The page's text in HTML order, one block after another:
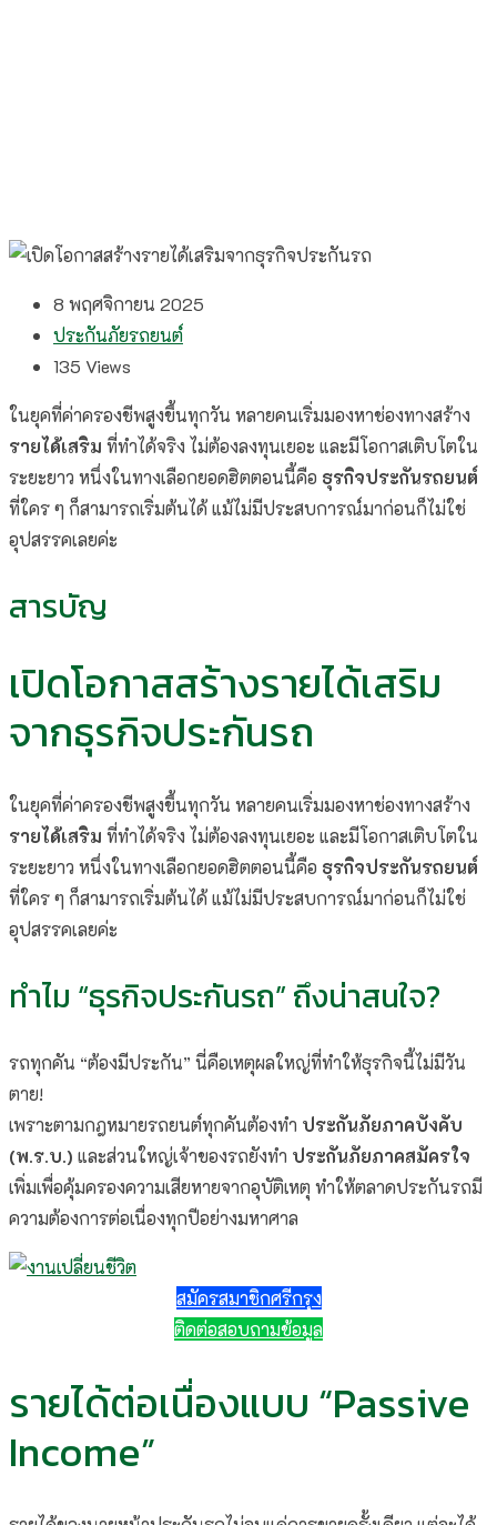
8 พฤศจิกายน 2025
ประกันภัยรถยนต์
135 Views
ในยุคที่ค่าครองชีพสูงขึ้นทุกวัน หลายคนเริ่มมองหาช่องทางสร้าง
รายได้เสริม ที่ทำได้จริง ไม่ต้องลงทุนเยอะ และมีโอกาสเติบโตใน
ระยะยาว หนึ่งในทางเลือกยอดฮิตตอนนี้คือ ธุรกิจประกันรถยนต์
ที่ใคร ๆ ก็สามารถเริ่มต้นได้ แม้ไม่มีประสบการณ์มาก่อนก็ไม่ใช่
อุปสรรคเลยค่ะ
สารบัญ
เปิดโอกาสสร้างรายได้เสริม
จากธุรกิจประกันรถ
ในยุคที่ค่าครองชีพสูงขึ้นทุกวัน หลายคนเริ่มมองหาช่องทางสร้าง
รายได้เสริม ที่ทำได้จริง ไม่ต้องลงทุนเยอะ และมีโอกาสเติบโตใน
ระยะยาว หนึ่งในทางเลือกยอดฮิตตอนนี้คือ ธุรกิจประกันรถยนต์
ที่ใคร ๆ ก็สามารถเริ่มต้นได้ แม้ไม่มีประสบการณ์มาก่อนก็ไม่ใช่
อุปสรรคเลยค่ะ
ทำไม “ธุรกิจประกันรถ” ถึงน่าสนใจ?
รถทุกคัน “ต้องมีประกัน” นี่คือเหตุผลใหญ่ที่ทำให้ธุรกิจนี้ไม่มีวัน
ตาย!
เพราะตามกฎหมายรถยนต์ทุกคันต้องทำ ประกันภัยภาคบังคับ
(พ.ร.บ.) และส่วนใหญ่เจ้าของรถยังทำ ประกันภัยภาคสมัครใจ
เพิ่มเพื่อคุ้มครองความเสียหายจากอุบัติเหตุ ทำให้ตลาดประกันรถมี
ความต้องการต่อเนื่องทุกปีอย่างมหาศาล
สมัครสมาชิกศรีกรุง
ติดต่อสอบถามข้อมูล
รายได้ต่อเนื่องแบบ “Passive
Income”